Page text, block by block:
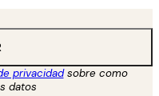
privacidadsobre como
datos